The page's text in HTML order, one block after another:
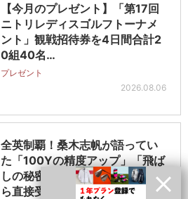
【今月のプレゼント】「第17回
ニトリレディスゴルフトーナメ
ント」観戦招待券を4日間合計2
0組40名…
プレゼント
2026.08.06
全英制覇！桑木志帆が語ってい
た「100Yの精度アップ」「飛ば
しの秘密」を再録！ 藤田寛之か
ら直接受け…